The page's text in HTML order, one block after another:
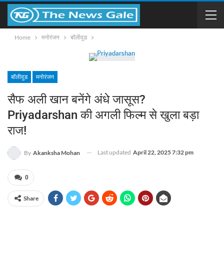
Home मनोरंजन बॉलीवुड
बॉलीवुड मनोरंजन
सैफ अली खान बनेंगे अंधे जासूस?
Priyadarshan की अगली फिल्म से खुला बड़ा
राज!
By Akanksha Mohan Last updated April 22, 2025 7:32 pm
0
Share